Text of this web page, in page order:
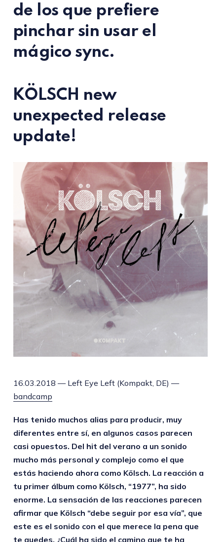
de los que prefiere
pinchar sin usar el
mágico sync.
KÖLSCH new
unexpected release
update!
16.03.2018 — Left Eye Left (Kompakt, DE) —
bandcamp
Has tenido muchos alias para producir, muy
diferentes entre sí, en algunos casos parecen
casi opuestos. Del hit del verano a un sonido
mucho más personal y complejo como el que
estás haciendo ahora como Kölsch. La reacción a
tu primer álbum como Kölsch, “1977”, ha sido
enorme. La sensación de las reacciones parecen
afirmar que Kölsch “debe seguir por esa vía”, que
este es el sonido con el que merece la pena que
te quedes. ¿Cuál ha sido el camino que te ha